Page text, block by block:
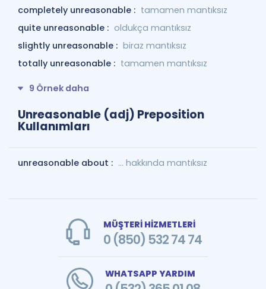
completely unreasonable : tamamen mantıksız
quite unreasonable : oldukça mantıksız
slightly unreasonable : biraz mantıksız
totally unreasonable : tamamen mantıksız
9 Örnek daha
Unreasonable (adj) Preposition
Kullanımları
unreasonable about : ... hakkında mantıksız
MÜŞTERİ HİZMETLERİ
0 (850) 532 74 74
WHATSAPP YARDIM